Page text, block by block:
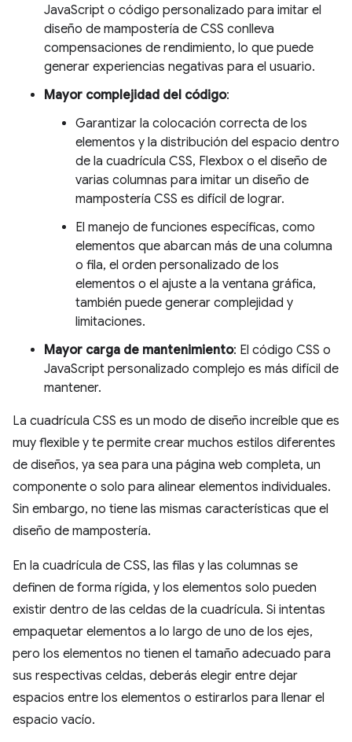
JavaScript o código personalizado para imitar el
diseño de mampostería de CSS conlleva
compensaciones de rendimiento, lo que puede
generar experiencias negativas para el usuario.
Mayor complejidad del código:
Garantizar la colocación correcta de los
elementos y la distribución del espacio dentro
de la cuadrícula CSS, Flexbox o el diseño de
varias columnas para imitar un diseño de
mampostería CSS es difícil de lograr.
El manejo de funciones específicas, como
elementos que abarcan más de una columna
o fila, el orden personalizado de los
elementos o el ajuste a la ventana gráfica,
también puede generar complejidad y
limitaciones.
Mayor carga de mantenimiento: El código CSS o
JavaScript personalizado complejo es más difícil de
mantener.
La cuadrícula CSS es un modo de diseño increíble que es
muy flexible y te permite crear muchos estilos diferentes
de diseños, ya sea para una página web completa, un
componente o solo para alinear elementos individuales.
Sin embargo, no tiene las mismas características que el
diseño de mampostería.
En la cuadrícula de CSS, las filas y las columnas se
definen de forma rígida, y los elementos solo pueden
existir dentro de las celdas de la cuadrícula. Si intentas
empaquetar elementos a lo largo de uno de los ejes,
pero los elementos no tienen el tamaño adecuado para
sus respectivas celdas, deberás elegir entre dejar
espacios entre los elementos o estirarlos para llenar el
espacio vacío.